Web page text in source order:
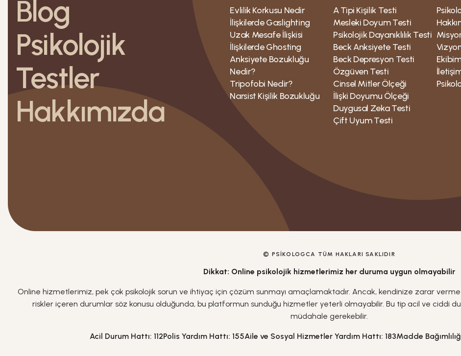
Blog
Psikolojik
Testler
Hakkımızda
Evlilik Korkusu Nedir
İlişkilerde Gaslighting
Uzak Mesafe İlişkisi
İlişkilerde Ghosting
Anksiyete Bozukluğu
Nedir?
Tripofobi Nedir?
Narsist Kişilik Bozukluğu
A Tipi Kişilik Testi
Mesleki Doyum Testi
Psikolojik Dayanıklılık Testi
Beck Anksiyete Testi
Beck Depresyon Testi
Özgüven Testi
Cinsel Mitler Ölçeği
İlişki Doyumu Ölçeği
Duygusal Zeka Testi
Çift Uyum Testi
© PSIKOLOGCA TÜM HAKLARI SAKLIDIR
Dikkat: Online psikolojik hizmetlerimiz her duruma uygun olmayabilir
Online hizmetlerimiz, pek çok psikolojik sorun ve ihtiyaç için çözüm sunmayı amaçlamaktadır. Ancak, kendinize zarar
riskler içeren durumlar söz konusu olduğunda, bu platformun sunduğu hizmetler yeterli olmayabilir. Bu tip acil ve ciddi
müdahale gerekebilir.
Acil Durum Hattı: 112Polis Yardım Hattı: 155Aile ve Sosyal Hizmetler Yardım Hattı: 183Madde